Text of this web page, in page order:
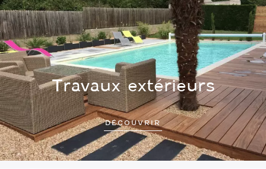
Travaux extérieurs
DÉCOUVRIR